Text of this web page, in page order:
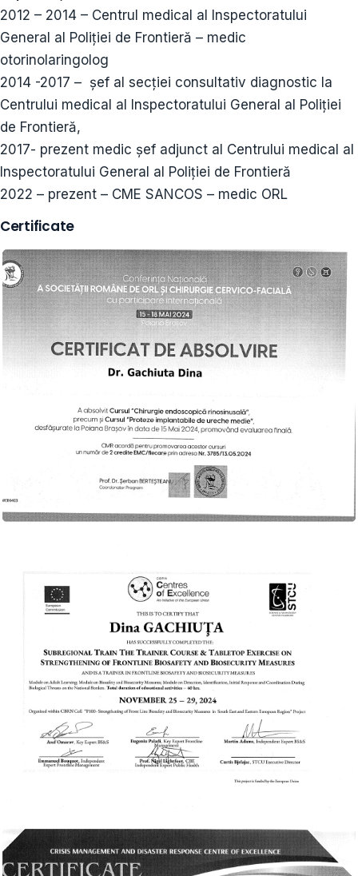
2012 – 2014 – Centrul medical al Inspectoratului
General al Poliţiei de Frontieră – medic
otorinolaringolog
2014 -2017 – şef al secţiei consultativ diagnostic la
Centrului medical al Inspectoratului General al Poliţiei
de Frontieră,
2017- prezent medic șef adjunct al Centrului medical al
Inspectoratului General al Poliţiei de Frontieră
2022 – prezent – CME SANCOS – medic ORL
Certificate